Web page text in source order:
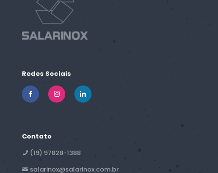
Redes Sociais
Contato
(19) 97828-1388
salarinox@salarinox.com.br